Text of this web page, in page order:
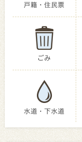
戸籍・住民票
ごみ
水道・下水道